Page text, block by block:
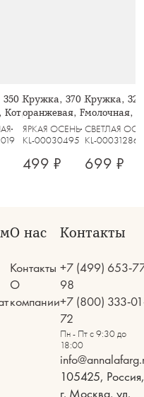
фарфор P,
Florance
мл, фарфор N, бело-
Кот, Eccentric
Кружка, 370 мл, фарфор
оранжевая, Fall stories,
ЯРКАЯ ОСЕНЬ
KL-00030495
499 ₽
Кружка,
молочная,
СВЕТЛАЯ
KL-00031286
699 ₽
О нас
Контакты
О
компании
Контакты
+7 (499) 653-
98
+7 (800) 333-
72
Пн - Пт с 9:30 до
18:00
105425, Россия,
г. Москва, ул.